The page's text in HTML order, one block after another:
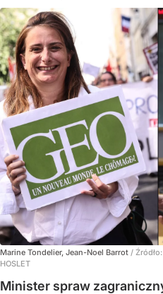
Marine Tondelier, Jean-Noel Barrot / Źródło:
HOSLET
Minister spraw